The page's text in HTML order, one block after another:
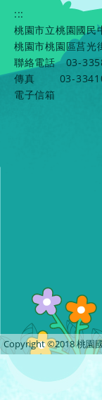
:::
桃園市立桃園國民
桃園市桃園區莒光
聯絡電話
03-
傳真
03-
電子信箱
Copyright ©2018 桃園